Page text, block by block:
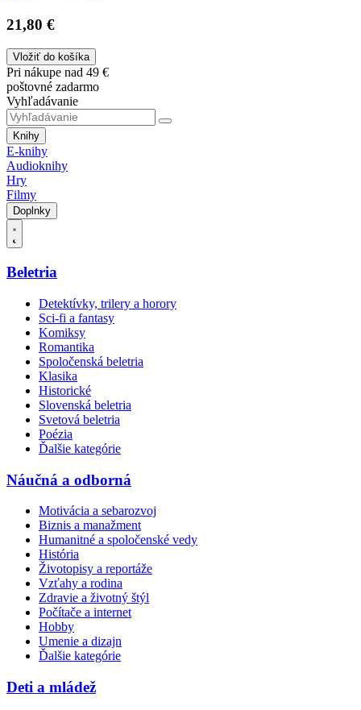
21,80 €
Vložiť do košíka
Pri nákupe nad 49 €
poštovné zadarmo
Vyhľadávanie
Knihy
E-knihy
Audioknihy
Hry
Filmy
Doplnky
Beletria
Detektívky, trilery a horory
Sci-fi a fantasy
Komiksy
Romantika
Spoločenská beletria
Klasika
Historické
Slovenská beletria
Svetová beletria
Poézia
Ďalšie kategórie
Náučná a odborná
Motivácia a sebarozvoj
Biznis a manažment
Humanitné a spoločenské vedy
História
Životopisy a reportáže
Vzťahy a rodina
Zdravie a životný štýl
Počítače a internet
Hobby
Umenie a dizajn
Ďalšie kategórie
Deti a mládež